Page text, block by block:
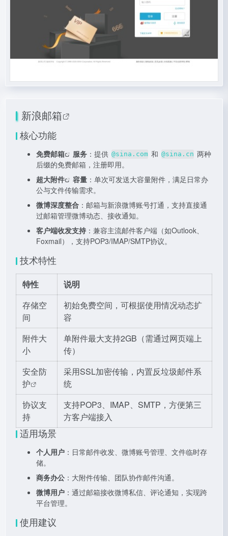
新浪邮箱
核心功能
免费邮箱 服务 ：提供 @sina.com 和 @sina.cn 两种
后缀的免费邮箱，注册即用。
超大附件
容量 ：单次可发送大容量附件，满足日常办
公与文件传输需求。
微博深度整合 ：邮箱与新浪微博账号打通，支持直接通
过邮箱管理微博动态、接收通知。
客户端收发支持 ：兼容主流邮件客户端（如Outlook、
Foxmail），支持POP3/IMAP/SMTP协议。
技术特性
特性
说明
存储空
间
初始免费空间，可根据使用情况动态扩
容
附件大
小
单附件最大支持2GB（需通过网页端上
传）
安全防
护
采用SSL加密传输，内置反垃圾邮件系
统
协议支
持
支持POP3、IMAP、SMTP，方便第三
方客户端接入
适用场景
个人用户 ：日常邮件收发、微博账号管理、文件临时存
储。
商务办公 ：大附件传输、团队协作邮件沟通。
微博用户 ：通过邮箱接收微博私信、评论通知，实现跨
平台管理。
使用建议